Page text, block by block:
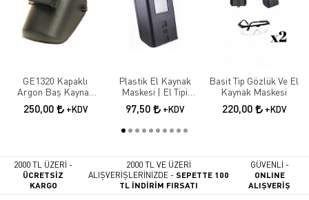
GE1320 Kapaklı
Argon Baş Kaynak
Maskesi
250,00 +KDV
Plastik El Kaynak
Maskesi | El Tipi
Koruyucu Kaynakçı
Maskesi
97,50 +KDV
Basit Tip Gözlük Ve El
Kaynak Maskesi
220,00 +KDV
2000 TL ÜZERİ -
ÜCRETSİZ
KARGO
2000 TL VE ÜZERİ
ALIŞVERİŞLERİNİZDE -SEPETTE 100
TL İNDİRİM FIRSATI
GÜVENLİ -
ONLINE
ALIŞVERİŞ